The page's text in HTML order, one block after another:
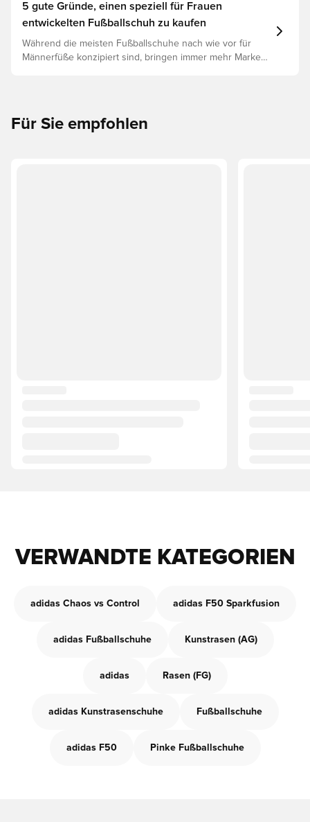
Langlebigkeit des Schuhs. Lies weiter, um
herauszufinden, welche Schuhe die beste Wahl für die
5 gute Gründe, einen speziell für Frauen
entwickelten Fußballschuh zu kaufen
Während die meisten Fußballschuhe nach wie vor für
Männerfüße konzipiert sind, bringen immer mehr Marken
Für Sie empfohlen
VERWANDTE KATEGORIEN
adidas Chaos vs Control adidas F50 Sparkfusion
adidas Fußballschuhe Kunstrasen (AG)
adidas Rasen (FG)
adidas Kunstrasenschuhe Fußballschuhe
adidas F50 Pinke Fußballschuhe